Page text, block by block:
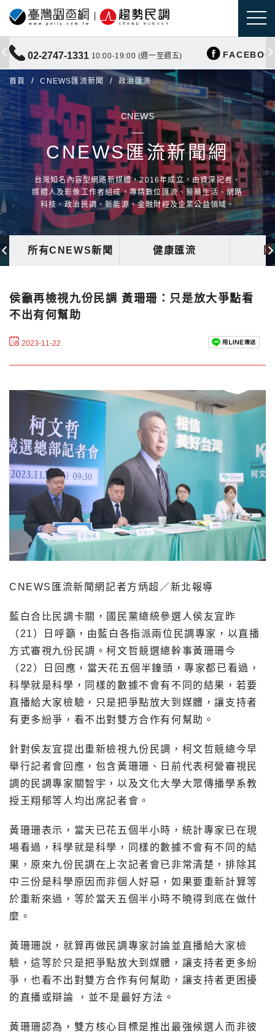
02-2747-1331 10:00-19:00 (週一至週五)
首頁 CNEWS匯流新聞 政治匯流
CNEWS
CNEWS匯流新聞網
台灣知名內容型網路新媒體，2016年成立，由資深記者、
媒體人及影像工作者組成，專精數位匯流、醫藥生活、網路
科技、政治民調、新能源、金融財經及企業公益領域。
所有CNEWS新聞 健康匯流
侯籲再檢視九份民調 黃珊珊：只是放大爭點看
不出有何幫助
2023-11-22
CNEWS匯流新聞網記者方炳超／新北報導
藍白合比民調卡關，國民黨總統參選人侯友宜昨
（21）日呼籲，由藍白各指派兩位民調專家，以直播
方式審視九份民調。柯文哲競選總幹事黃珊珊今
（22）日回應，當天花五個半鐘頭，專家都已看過，
科學就是科學，同樣的數據不會有不同的結果，若要
直播給大家檢驗，只是把爭點放大到媒體，讓支持者
有更多紛爭，看不出對雙方合作有何幫助。
針對侯友宜提出重新檢視九份民調，柯文哲競總今早
舉行記者會回應，包含黃珊珊、日前代表柯營審視民
調的民調專家關智宇，以及文化大學大眾傳播學系教
授王翔郁等人均出席記者會。
黃珊珊表示，當天已花五個半小時，統計專家已在現
場看過，科學就是科學，同樣的數據不會有不同的結
果，原來九份民調在上次記者會已非常清楚，排除其
中三份是科學原因而非個人好惡，如果要重新計算等
於重新來過，等於當天五個半小時不曉得到底在做什
麼。
黃珊珊說，就算再做民調專家討論並直播給大家檢
驗，這等於只是把爭點放大到媒體，讓支持者更多紛
爭，也看不出對雙方合作有何幫助，讓支持者更困擾
的直播或辯論 ，並不是最好方法。
黃珊珊認為，雙方核心目標是推出最強候選人而非彼